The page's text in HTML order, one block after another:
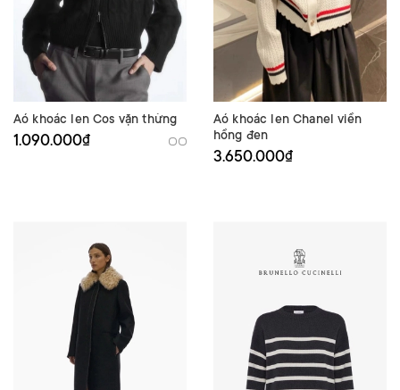
Aó khoác len Cos vặn thừng
1.090.000₫
Aó khoác len Chanel viền
hồng đen
3.650.000₫